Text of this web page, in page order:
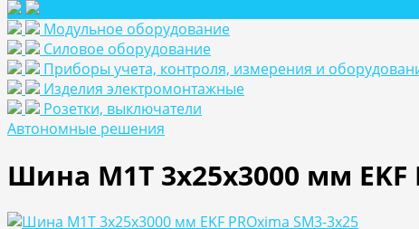
Модульное оборудование
Силовое оборудование
Приборы учета, контроля, измерения и
Изделия электромонтажные
Розетки, выключатели
Автономные решения
Шина М1T 3х25х3000 мм EKF